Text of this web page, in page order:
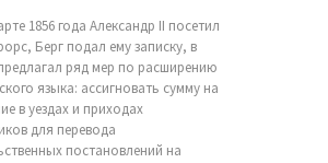
1856 года Александр II посетил
Берг подал ему записку, в
ряд мер по расширению
языка: ассигновать сумму на
в уездах и приходах
для перевода
постановлений на